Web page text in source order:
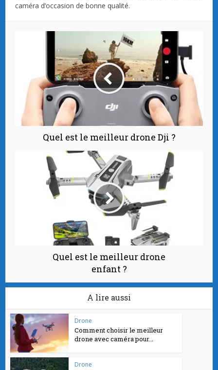
caméra d’occasion de bonne qualité.
Quel est le meilleur drone Dji ?
Quel est le meilleur drone
enfant ?
A lire aussi
Drone
Comment choisir le meilleur
drone avec caméra pour...
Drone